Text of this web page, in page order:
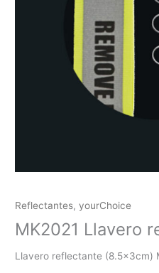
Reflectantes,yourChoice
MK2021 Llavero
Llavero reflectante (8.5x3cm)